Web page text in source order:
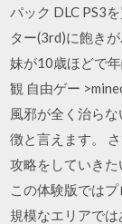
パック DLC PS3
ター(3rd)に飽き
妹が10歳ほどで
観 自由ゲー
風邪が全く治ら
徴と言えます。
攻略をしていきた
この体験版では
規模なエリアで